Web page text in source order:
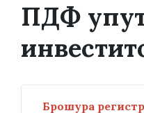
ПДФ
Брошура